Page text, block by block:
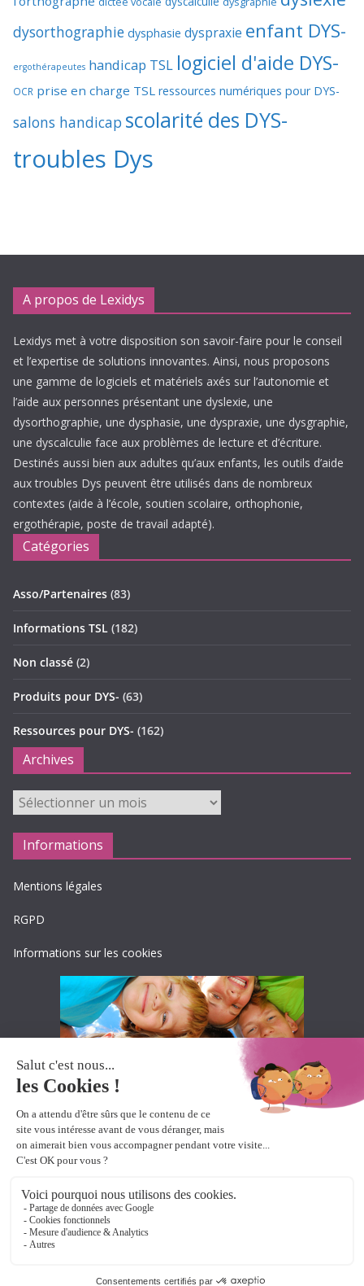
dysorthographie dysphasie dyspraxie enfant DYS-
ergothérapeutes handicap TSL logiciel d'aide DYS-
OCR prise en charge TSL ressources numériques pour DYS-
salons handicap scolarité des DYS-
troubles Dys
A propos de Lexidys
Lexidys met à votre disposition son savoir-faire pour le conseil
et l’expertise de solutions innovantes. Ainsi, nous proposons
une gamme de logiciels et matériels axés sur l’autonomie et
l’aide aux personnes présentant une dyslexie, une
dysorthographie, une dysphasie, une dyspraxie, une dysgraphie,
une dyscalculie face aux problèmes de lecture et d’écriture.
Destinés aussi bien aux adultes qu’aux enfants, les outils d’aide
aux troubles Dys peuvent être utilisés dans de nombreux
contextes (aide à l’école, soutien scolaire, orthophonie,
ergothérapie, poste de travail adapté).
Catégories
Asso/Partenaires (83)
Informations TSL (182)
Non classé (2)
Produits pour DYS- (63)
Ressources pour DYS- (162)
Archives
Archives
Informations
Mentions légales
RGPD
Informations sur les cookies
AccueilProduits pour DYS-Ressources pour DYS-
Copyright © 2026Lexidys . All rights reserved.